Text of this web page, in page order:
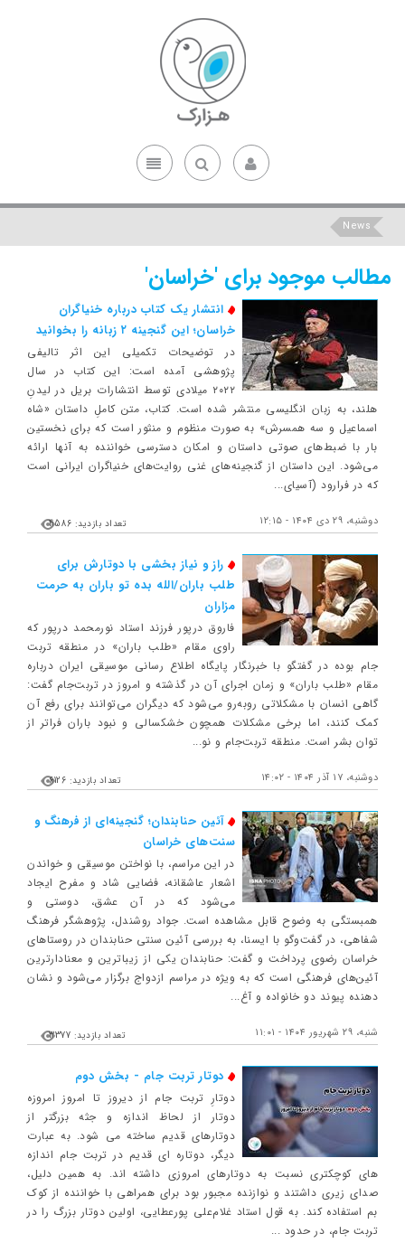
News
مطالب موجود برای 'خراسان'
انتشار یک کتاب درباره خنیاگران
خراسان؛ این گنجینه ۲ زبانه را بخوانید
در توضیحات تکمیلی این اثر تالیفی
پژوهشی آمده است: این کتاب در سال
۲۰۲۲ میلادی توسط انتشارات بریل در لیدنِ
هلند، به زبان انگلیسی منتشر شده است. کتاب، متن کاملِ داستان «شاه
اسماعیل و سه همسرش» به صورت منظوم و منثور است که برای نخستین
بار با ضبط‌های صوتی داستان و امکان دسترسی خواننده به آنها ارائه
می‌شود. این داستان از گنجینه‌های غنی روایت‌های خنیاگران ایرانی است
که در فرارود (آسیای...
دوشنبه، ۲۹ دی ۱۴۰۴ - ۱۲:۱۵ تعداد بازدید: 4586
راز و نیاز بخشی با دوتارش برای
طلب باران/الله بده تو باران به حرمت
مزاران
فاروق درپور فرزند استاد نورمحمد درپور که
راوی مقام «طلب باران» در منطقه تربت
جام بوده در گفتگو با خبرنگار پایگاه اطلاع رسانی موسیقی ایران درباره
مقام «طلب باران» و زمان اجرای آن در گذشته و امروز در تربت‌جام گفت:
گاهی انسان با مشکلاتی روبه‌رو می‌شود که دیگران می‌توانند برای رفع آن
کمک کنند، اما برخی مشکلات همچون خشکسالی و نبود باران فراتر از
توان بشر است. منطقه تربت‌جام و نو...
دوشنبه، ۱۷ آذر ۱۴۰۴ - ۱۴:۰۲ تعداد بازدید: 6126
آئین حنابندان؛ گنجینه‌ای از فرهنگ و
سنت‌های خراسان
در این مراسم، با نواختن موسیقی و خواندن
اشعار عاشقانه، فضایی شاد و مفرح ایجاد
می‌شود که در آن عشق، دوستی و
همبستگی به وضوح قابل مشاهده است. جواد روشندل، پژوهشگر فرهنگ
شفاهی، در گفت‌وگو با ایسنا، به بررسی آئین سنتی حنابندان در روستاهای
خراسان رضوی پرداخت و گفت: حنابندان یکی از زیباترین و معنادارترین
آئین‌های فرهنگی است که به ‌ویژه در مراسم ازدواج برگزار می‌شود و نشان
‌دهنده پیوند دو خانواده و آغ...
شنبه، ۲۹ شهریور ۱۴۰۴ - ۱۱:۰۱ تعداد بازدید: 3377
دوتار تربت جام - بخش دوم
دوتارِ تربت جام از دیروز تا امروز امروزه
دوتار از لحاظ اندازه و جثه بزرگ‎تر از
دوتارهای قدیم ساخته می‎ شود. به عبارت
دیگر، دوتاره ای قدیم در تربت جام اندازه
‎های کوچک‎تری نسبت به دوتارهای امروزی داشته ‎اند. به همین دلیل،
صدای زیری داشتند و نوازنده مجبور بود برای همراهی با خواننده از کوک
بم استفاده كند. به قول استاد غلام‌علی پورعطایی، اولین دوتار بزرگ را در
تربت جام، در حدود ...